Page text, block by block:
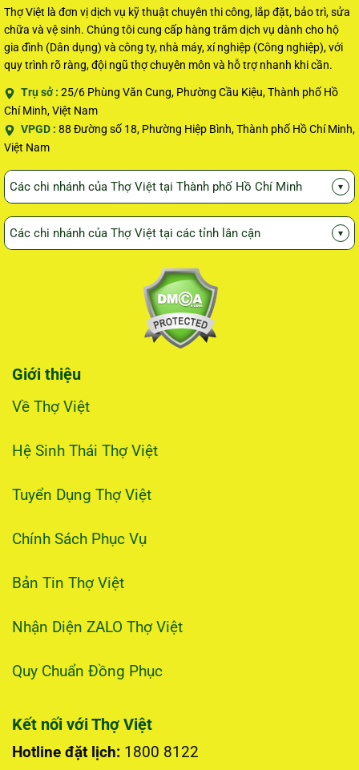
Thợ Việt là đơn vị dịch vụ kỹ thuật chuyên thi công, lắp đặt, bảo trì, sửa
chữa và vệ sinh. Chúng tôi cung cấp hàng trăm dịch vụ dành cho hộ
gia đình (Dân dụng) và công ty, nhà máy, xí nghiệp (Công nghiệp), với
quy trình rõ ràng, đội ngũ thợ chuyên môn và hỗ trợ nhanh khi cần.
Trụ sở : 25/6 Phùng Văn Cung, Phường Cầu Kiệu, Thành phố Hồ
Chí Minh, Việt Nam
VPGD : 88 Đường số 18, Phường Hiệp Bình, Thành phố Hồ Chí Minh,
Việt Nam
Các chi nhánh của Thợ Việt tại Thành phố Hồ Chí Minh ▾
Các chi nhánh của Thợ Việt tại các tỉnh lân cận ▾
Giới thiệu
Về Thợ Việt
Hệ Sinh Thái Thợ Việt
Tuyển Dụng Thợ Việt
Chính Sách Phục Vụ
Bản Tin Thợ Việt
Nhận Diện ZALO Thợ Việt
Quy Chuẩn Đồng Phục
Kết nối với Thợ Việt
Hotline đặt lịch: 1800 8122